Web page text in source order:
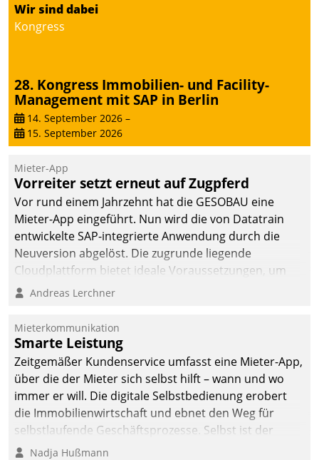
Wir sind dabei
Kongress
28. Kongress Immobilien- und Facility-
Management mit SAP in Berlin
14. September 2026 –
15. September 2026
Mieter-App
Vorreiter setzt erneut auf Zugpferd
Vor rund einem Jahrzehnt hat die GESOBAU eine
Mieter-App eingeführt. Nun wird die von Datatrain
entwickelte SAP-integrierte Anwendung durch die
Neuversion abgelöst. Die zugrunde liegende
Cloudplattform bietet ideale Voraussetzungen, um
die Funktionalität der App zu erweitern und weitere
integrieren.
Andreas Lerchner
Mieterkommunikation
Smarte Leistung
Zeitgemäßer Kundenservice umfasst eine Mieter-App,
über die der Mieter sich selbst hilft – wann und wo
immer er will. Die digitale Selbstbedienung erobert
die Immobilienwirtschaft und ebnet den Weg für
selbstlaufende Geschäftsprozesse. Selbst ist der
Kunde und smart der Serviceanbieter.
Nadja Hußmann